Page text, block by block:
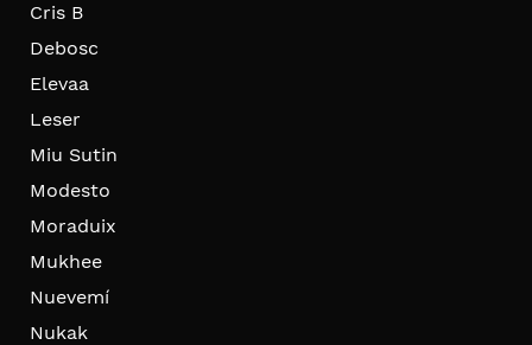
Cris B
Debosc
Elevaa
Leser
Miu Sutin
Modesto
Moraduix
Mukhee
Nuevemí
Nukak